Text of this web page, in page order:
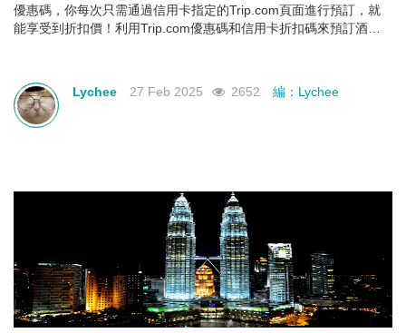
優惠碼，你每次只需通過信用卡指定的Trip.com頁面進行預訂，就
能享受到折扣價！利用Trip.com優惠碼和信用卡折扣碼來預訂酒
Lychee 27 Feb 2025 2652 編：Lychee